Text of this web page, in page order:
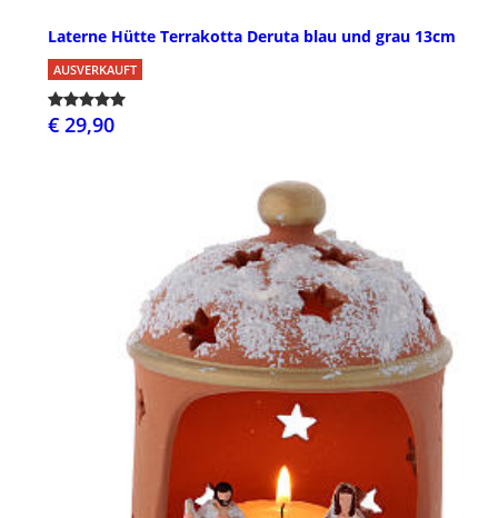
Laterne Hütte Terrakotta Deruta blau und grau 13cm
AUSVERKAUFT
€ 29,90